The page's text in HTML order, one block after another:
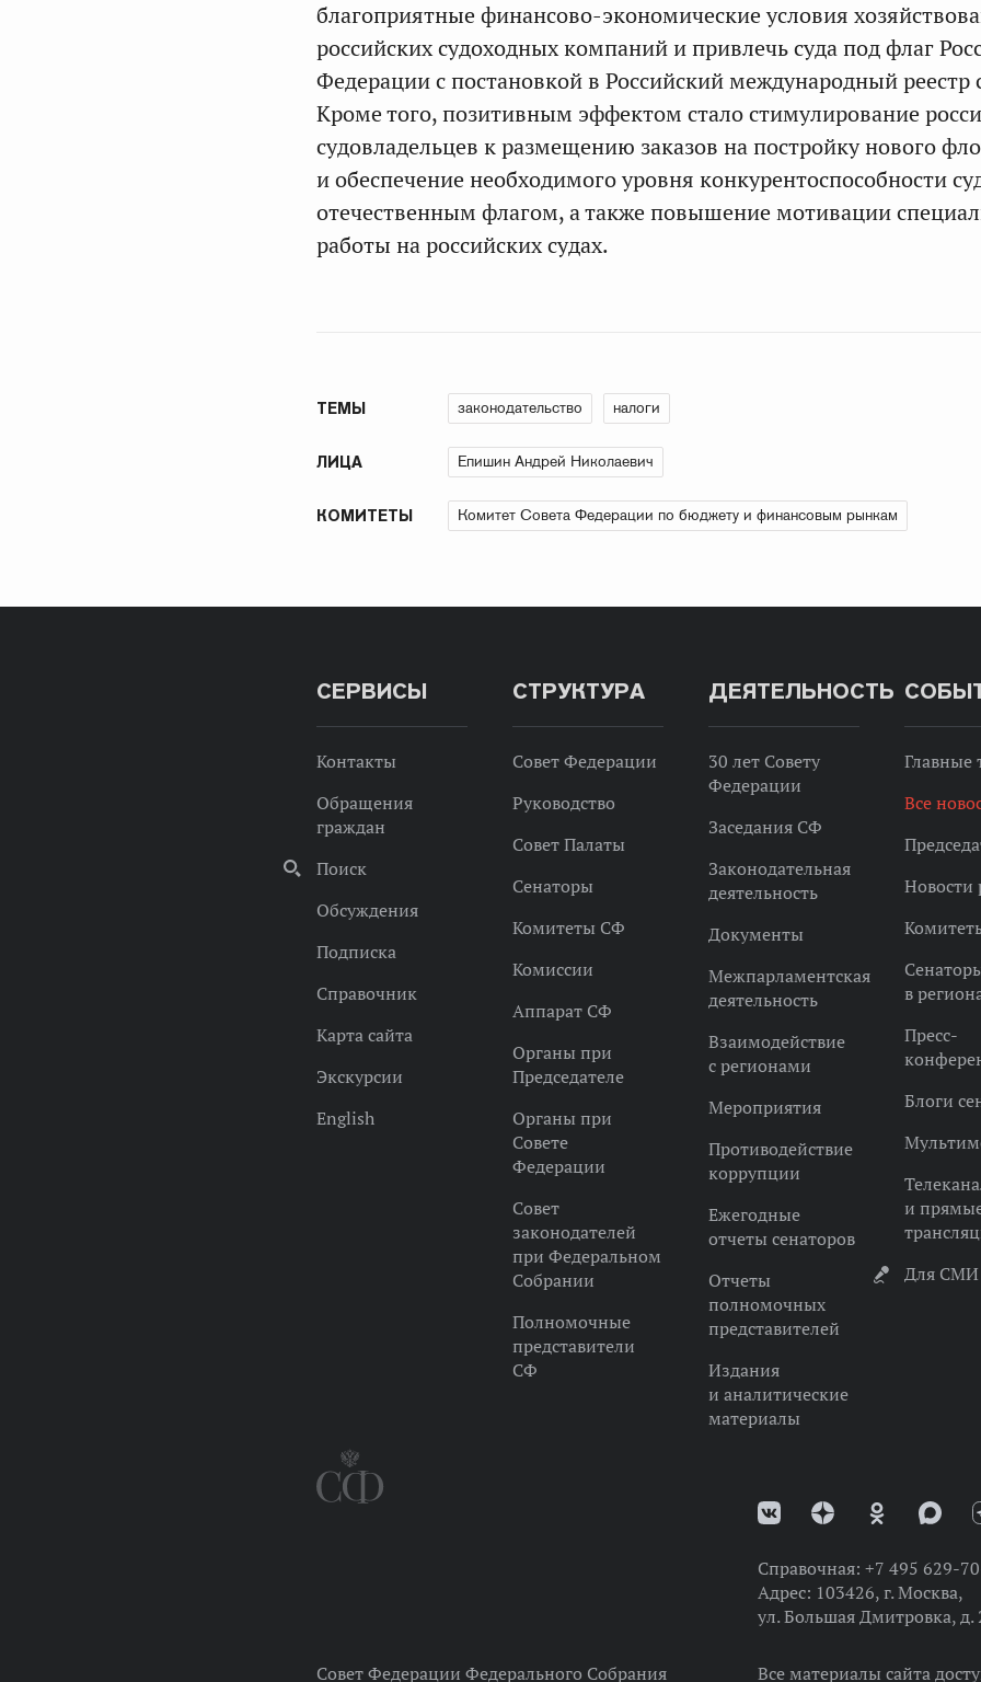
благоприятные финансово-экономические условия
российских судоходных компаний и привлечь суда под флаг
Федерации с постановкой в Российский международный реестр
Кроме того, позитивным эффектом стало стимулирование
судовладельцев к размещению заказов на постройку нового
и обеспечение необходимого уровня конкурентоспособности
отечественным флагом, а также повышение мотивации
работы на российских судах.
ТЕМЫ законодательство налоги
ЛИЦА Епишин Андрей Николаевич
КОМИТЕТЫ Комитет Совета Федерации по бюджету и финансовым рынкам
СЕРВИСЫ
Контакты
Обращения
граждан
Поиск
Обсуждения
Подписка
Справочник
Карта сайта
Экскурсии
English
СТРУКТУРА
Совет Федерации
Руководство
Совет Палаты
Сенаторы
Комитеты СФ
Комиссии
Аппарат СФ
Органы при
Председателе
Органы при
Совете
Федерации
Совет
законодателей
при Федеральном
Собрании
Полномочные
представители
СФ
ДЕЯТЕЛЬНОСТЬ
30 лет Совету
Федерации
Заседания СФ
Законодательная
деятельность
Документы
Межпарламентская
деятельность
Взаимодействие
с регионами
Мероприятия
Противодействие
коррупции
Ежегодные
отчеты сенаторов
Отчеты
полномочных
представителей
Издания
и аналитические
материалы
Главные
Все
Новости
в
Пресс-
Блоги
и
Для СМИ
Справочная: +7 495 629-
Адрес: 103426, г. Москва,
ул. Большая Дмитровка, д.
Совет Федерации Федерального Собрания Все материалы сайта